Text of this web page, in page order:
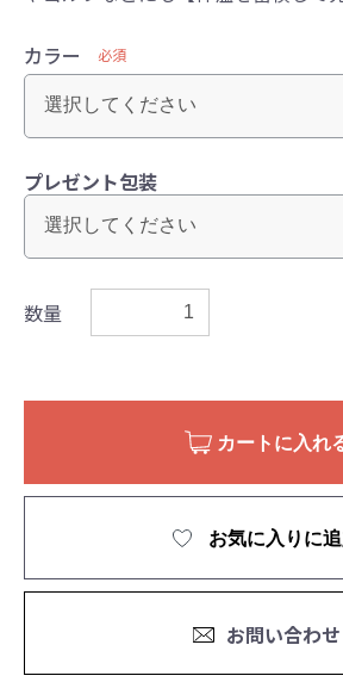
カラー 必須
プレゼント包装
数量
カートに入れ
お気に入りに
お問い合わせ